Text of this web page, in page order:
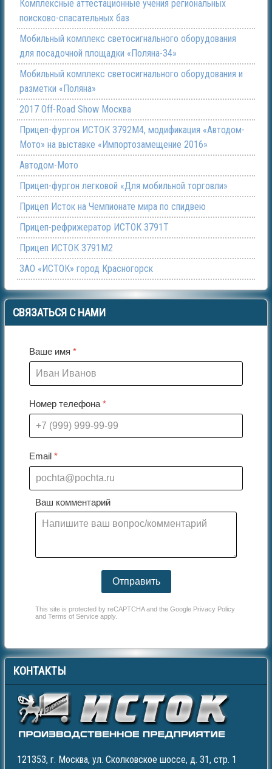
Комплексные аттестационные учения региональных
поисково-спасательных баз
Мобильный комплекс светосигнального оборудования
для посадочной площадки «Поляна-34»
Мобильный комплекс светосигнального оборудования и
разметки «Поляна»
2017 Off-Road Show Москва
Прицеп-фургон ИСТОК 3792М4, модификация «Автодом-
Мото» на выставке «Импортозамещение 2016»
Автодом-Мото
Прицеп-фургон легковой «Для мобильной торговли»
Прицеп Исток на Чемпионате мира по спидвею
Прицеп-рефрижератор ИСТОК 3791Т
Прицеп ИСТОК 3791М2
ЗАО «ИСТОК» город Красногорск
СВЯЗАТЬСЯ С НАМИ
Ваше имя *
Номер телефона *
Email *
Ваш комментарий
Отправить
This site is protected by reCAPTCHA and the Google Privacy Policy
and Terms of Service apply.
КОНТАКТЫ
121353, г. Москва, ул. Сколковское шоссе, д. 31, стр. 1